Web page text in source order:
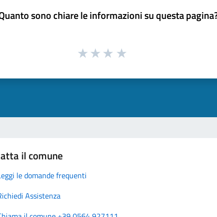
sono chiare le informazioni su questa
il comune
le domande frequenti
Assistenza